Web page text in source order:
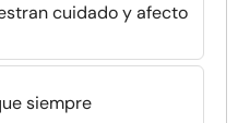
cuidado y afecto
siempre